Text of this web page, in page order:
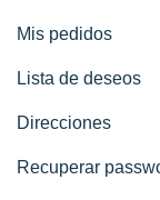
Mis pedidos
Lista de deseos
Direcciones
Recuperar